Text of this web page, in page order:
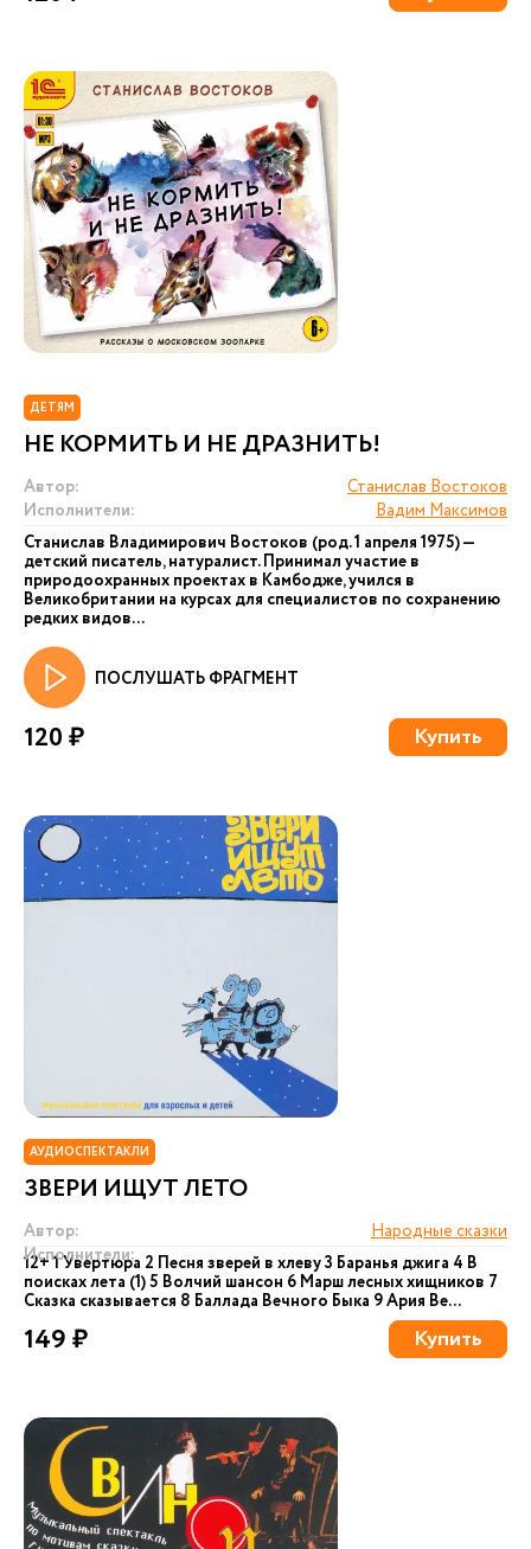
ДЕТЯМ
НЕ КОРМИТЬ И НЕ ДРАЗНИТЬ!
Автор:
Станислав Востоков
Исполнители:
Вадим Максимов
Станислав Владимирович Востоков (род. 1 апреля 1975) —
детский писатель, натуралист. Принимал участие в
природоохранных проектах в Камбодже, учился в
Великобритании на курсах для специалистов по сохранению
редких видов...
ПОСЛУШАТЬ ФРАГМЕНТ
120 ₽ Купить
АУДИОСПЕКТАКЛИ
ЗВЕРИ ИЩУТ ЛЕТО
Автор:
Народные сказки
Исполнители:
12+ 1 Увертюра 2 Песня зверей в хлеву 3 Баранья джига 4 В
поисках лета (1) 5 Волчий шансон 6 Марш лесных хищников 7
Сказка сказывается 8 Баллада Вечного Быка 9 Ария Ве...
149 ₽ Купить